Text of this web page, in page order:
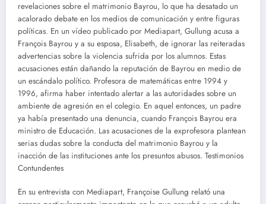
revelaciones sobre el matrimonio Bayrou, lo que ha desatado un
acalorado debate en los medios de comunicación y entre figuras
políticas. En un vídeo publicado por Mediapart, Gullung acusa a
François Bayrou y a su esposa, Elisabeth, de ignorar las reiteradas
advertencias sobre la violencia sufrida por los alumnos. Estas
acusaciones están dañando la reputación de Bayrou en medio de
un escándalo político. Profesora de matemáticas entre 1994 y
1996, afirma haber intentado alertar a las autoridades sobre un
ambiente de agresión en el colegio. En aquel entonces, un padre
ya había presentado una denuncia, cuando François Bayrou era
ministro de Educación. Las acusaciones de la exprofesora plantean
serias dudas sobre la conducta del matrimonio Bayrou y la
inacción de las instituciones ante los presuntos abusos. Testimonios
Contundentes
En su entrevista con Mediapart, Françoise Gullung relató una